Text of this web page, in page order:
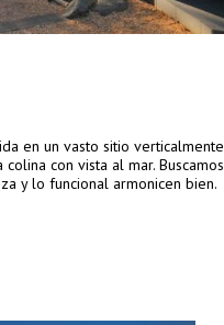
en un vasto sitio verticalmente
con vista al mar. Buscamos
y lo funcional armonicen bien.